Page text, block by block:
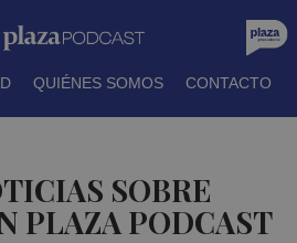
QUIÉNES SOMOS CONTACTO
SOBRE
PLAZA PODCAST